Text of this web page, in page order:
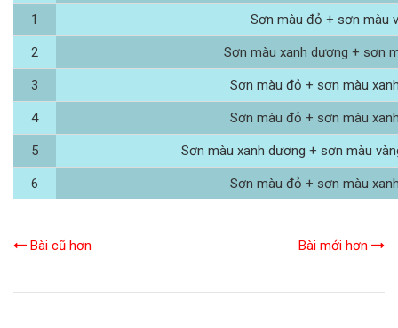
1 Sơn màu đỏ + sơn màu
2 Sơn màu xanh dương + sơn
3 Sơn màu đỏ + sơn màu
4 Sơn màu đỏ + sơn màu
5 Sơn màu xanh dương + sơn màu
6 Sơn màu đỏ + sơn màu
Bài cũ hơn Bài mới hơn